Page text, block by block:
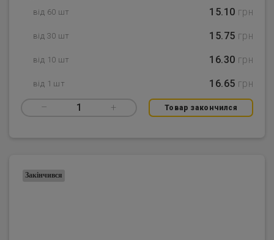
від 60 шт 15.10 грн
від 30 шт 15.75 грн
від 10 шт 16.30 грн
від 1 шт 16.65 грн
– 1 + Товар закончился
Закінчився